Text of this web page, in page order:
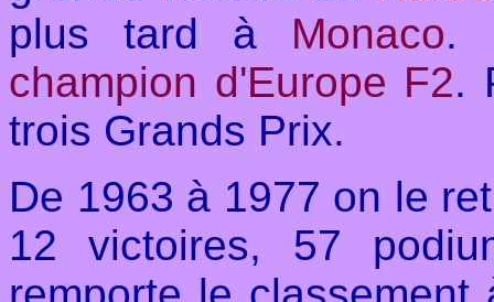
plus tard à Monaco.
champion d'Europe F2.
trois Grands Prix.
De 1963 à 1977 on le
12 victoires, 57